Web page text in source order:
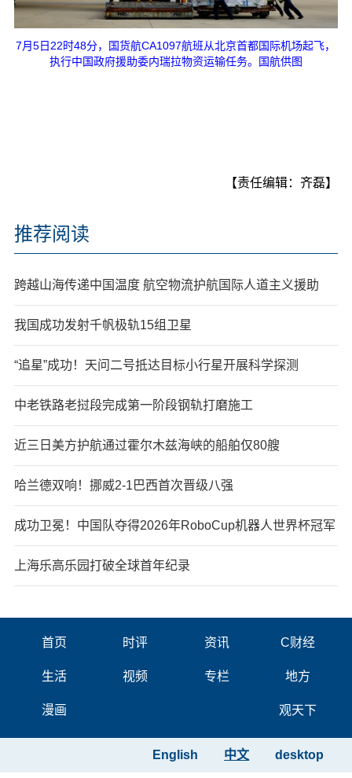
7月5日22时48分，国货航CA1097航班从北京首都国际机场起飞，
执行中国政府援助委内瑞拉物资运输任务。国航供图
【责任编辑：齐磊】
推荐阅读
跨越山海传递中国温度 航空物流护航国际人道主义援助
我国成功发射千帆极轨15组卫星
“追星”成功！天问二号抵达目标小行星开展科学探测
中老铁路老挝段完成第一阶段钢轨打磨施工
近三日美方护航通过霍尔木兹海峡的船舶仅80艘
哈兰德双响！挪威2-1巴西首次晋级八强
成功卫冕！中国队夺得2026年RoboCup机器人世界杯冠军
上海乐高乐园打破全球首年纪录
首页 时评 资讯 C财经
生活 视频 专栏 地方
漫画 观天下
desktop
中文
English